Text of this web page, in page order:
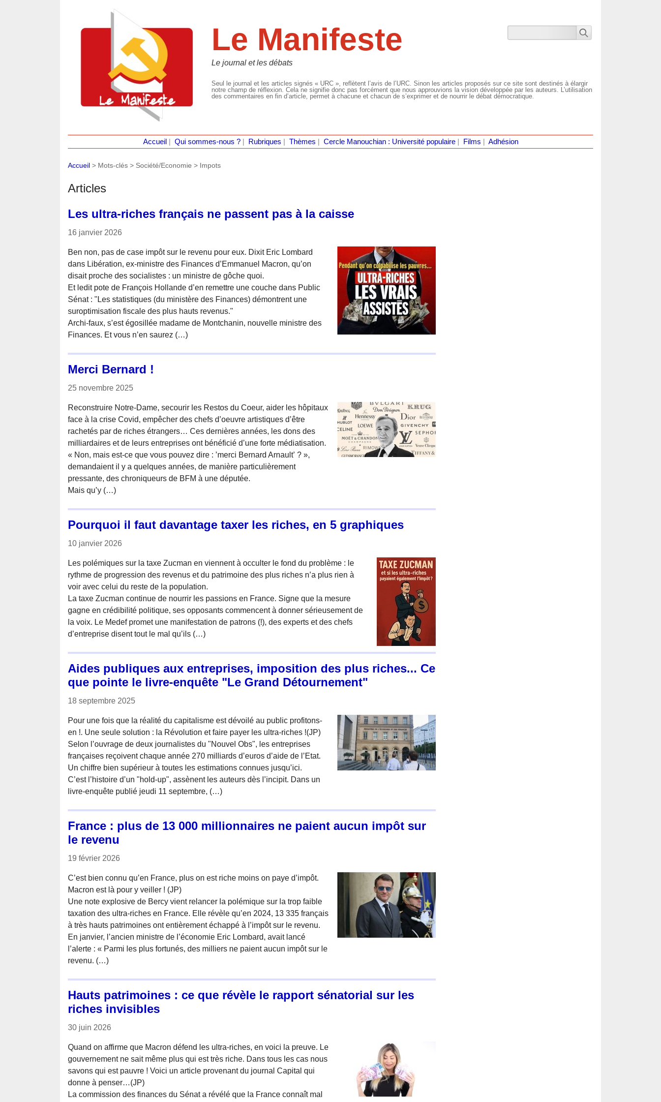
Le Manifeste
Le journal et les débats
Seul le journal et les articles signés « URC », reflètent l’avis de l’URC. Sinon les articles proposés sur ce site sont destinés à élargir
notre champ de réflexion. Cela ne signifie donc pas forcément que nous approuvions la vision développée par les auteurs. L’utilisation
des commentaires en fin d’article, permet à chacune et chacun de s’exprimer et de nourrir le débat démocratique.
Accueil Qui sommes-nous ?| Rubriques Thèmes Cercle Manouchian : Université populaire| Films Adhésion
Accueil > Mots-clés > Société/Economie > Impots
Articles
Les ultra-riches français ne passent pas à la caisse
16 janvier 2026
Ben non, pas de case impôt sur le revenu pour eux. Dixit Eric Lombard
dans Libération, ex-ministre des Finances d’Emmanuel Macron, qu’on
disait proche des socialistes : un ministre de gôche quoi.
Et ledit pote de François Hollande d’en remettre une couche dans Public
Sénat : "Les statistiques (du ministère des Finances) démontrent une
suroptimisation fiscale des plus hauts revenus."
Archi-faux, s’est égosillée madame de Montchanin, nouvelle ministre des
Finances. Et vous n’en saurez (…)
Merci Bernard !
25 novembre 2025
Reconstruire Notre-Dame, secourir les Restos du Coeur, aider les hôpitaux
face à la crise Covid, empêcher des chefs d’oeuvre artistiques d’être
rachetés par de riches étrangers… Ces dernières années, les dons des
milliardaires et de leurs entreprises ont bénéficié d’une forte médiatisation.
« Non, mais est-ce que vous pouvez dire : ’merci Bernard Arnault’ ? »,
demandaient il y a quelques années, de manière particulièrement
pressante, des chroniqueurs de BFM à une députée.
Mais qu’y (…)
Pourquoi il faut davantage taxer les riches, en 5 graphiques
10 janvier 2026
Les polémiques sur la taxe Zucman en viennent à occulter le fond du problème : le
rythme de progression des revenus et du patrimoine des plus riches n’a plus rien à
voir avec celui du reste de la population.
La taxe Zucman continue de nourrir les passions en France. Signe que la mesure
gagne en crédibilité politique, ses opposants commencent à donner sérieusement de
la voix. Le Medef promet une manifestation de patrons (!), des experts et des chefs
d’entreprise disent tout le mal qu’ils (…)
Aides publiques aux entreprises, imposition des plus riches... Ce
que pointe le livre-enquête "Le Grand Détournement"
18 septembre 2025
Pour une fois que la réalité du capitalisme est dévoilé au public profitons-
en !. Une seule solution : la Révolution et faire payer les ultra-riches !(JP)
Selon l’ouvrage de deux journalistes du "Nouvel Obs", les entreprises
françaises reçoivent chaque année 270 milliards d’euros d’aide de l’Etat.
Un chiffre bien supérieur à toutes les estimations connues jusqu’ici.
C’est l’histoire d’un "hold-up", assènent les auteurs dès l’incipit. Dans un
livre-enquête publié jeudi 11 septembre, (…)
France : plus de 13 000 millionnaires ne paient aucun impôt sur
le revenu
19 février 2026
C’est bien connu qu’en France, plus on est riche moins on paye d’impôt.
Macron est là pour y veiller ! (JP)
Une note explosive de Bercy vient relancer la polémique sur la trop faible
taxation des ultra-riches en France. Elle révèle qu’en 2024, 13 335 français
à très hauts patrimoines ont entièrement échappé à l’impôt sur le revenu.
En janvier, l’ancien ministre de l’économie Eric Lombard, avait lancé
l’alerte : « Parmi les plus fortunés, des milliers ne paient aucun impôt sur le
revenu. (…)
Hauts patrimoines : ce que révèle le rapport sénatorial sur les
riches invisibles
30 juin 2026
Quand on affirme que Macron défend les ultra-riches, en voici la preuve. Le
gouvernement ne sait même plus qui est très riche. Dans tous les cas nous
savons qui est pauvre ! Voici un article provenant du journal Capital qui
donne à penser…(JP)
La commission des finances du Sénat a révélé que la France connaît mal